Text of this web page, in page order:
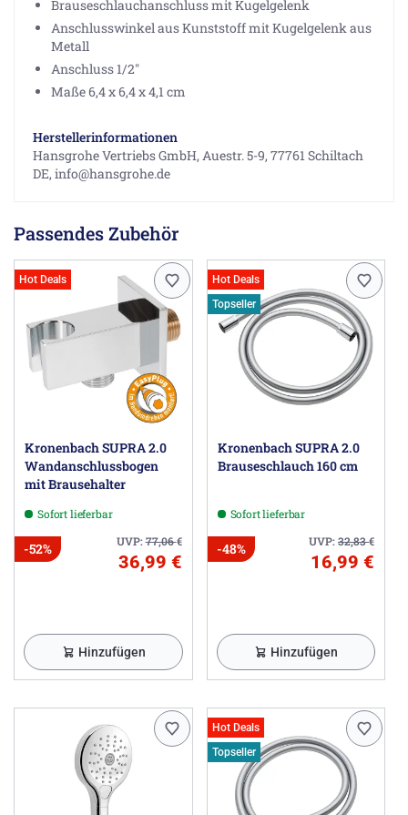
Brauseschlauchanschluss mit Kugelgelenk
Anschlusswinkel aus Kunststoff mit Kugelgelenk aus
Metall
Anschluss 1/2"
Maße 6,4 x 6,4 x 4,1 cm
Herstellerinformationen
Hansgrohe Vertriebs GmbH, Auestr. 5-9, 77761 Schiltach
DE, info@hansgrohe.de
Passendes Zubehör
Hot Deals
Kronenbach SUPRA 2.0
Wandanschlussbogen
mit Brausehalter
Sofort lieferbar
UVP:77,06€
-52%
36,99 €
Hinzufügen
Hot Deals
Topseller
Kronenbach SUPRA 2.0
Brauseschlauch 160 cm
Sofort lieferbar
UVP:32,83€
-48%
16,99 €
Hinzufügen
Hot Deals
Topseller